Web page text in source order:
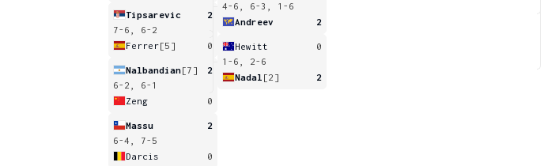
Tipsarevic
2
7-6, 6-2
Ferrer[5] 0
Nalbandian[7]
2
6-2, 6-1
Zeng
0
Massu
2
6-4, 7-5
Darcis
0
4-6, 6-3, 1-6
Andreev
2
Hewitt
0
1-6, 2-6
Nadal [2] 2